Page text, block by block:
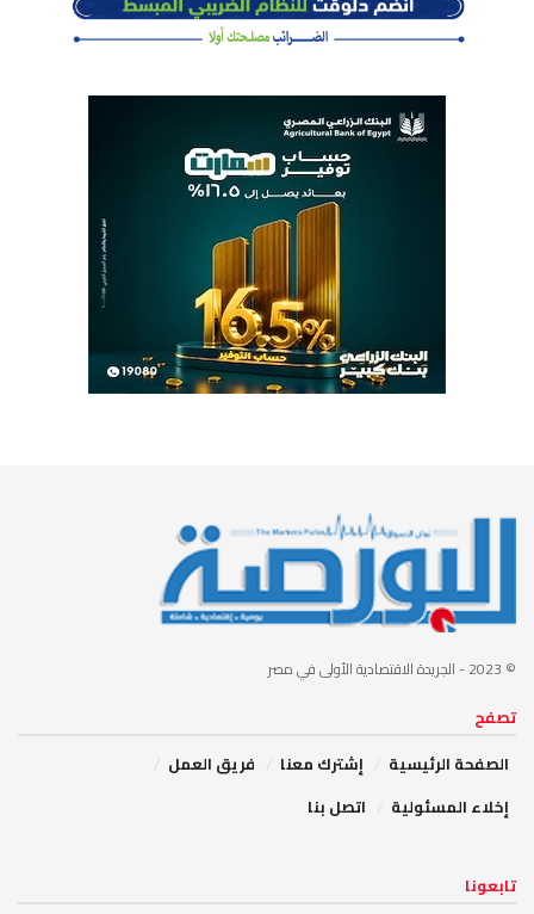
© 2023 - الجريدة الاقتصادية الأولى في مصر
تصفح
الصفحة الرئيسية
إشترك معنا
فريق العمل
إخلاء المسئولية
اتصل بنا
تابعونا